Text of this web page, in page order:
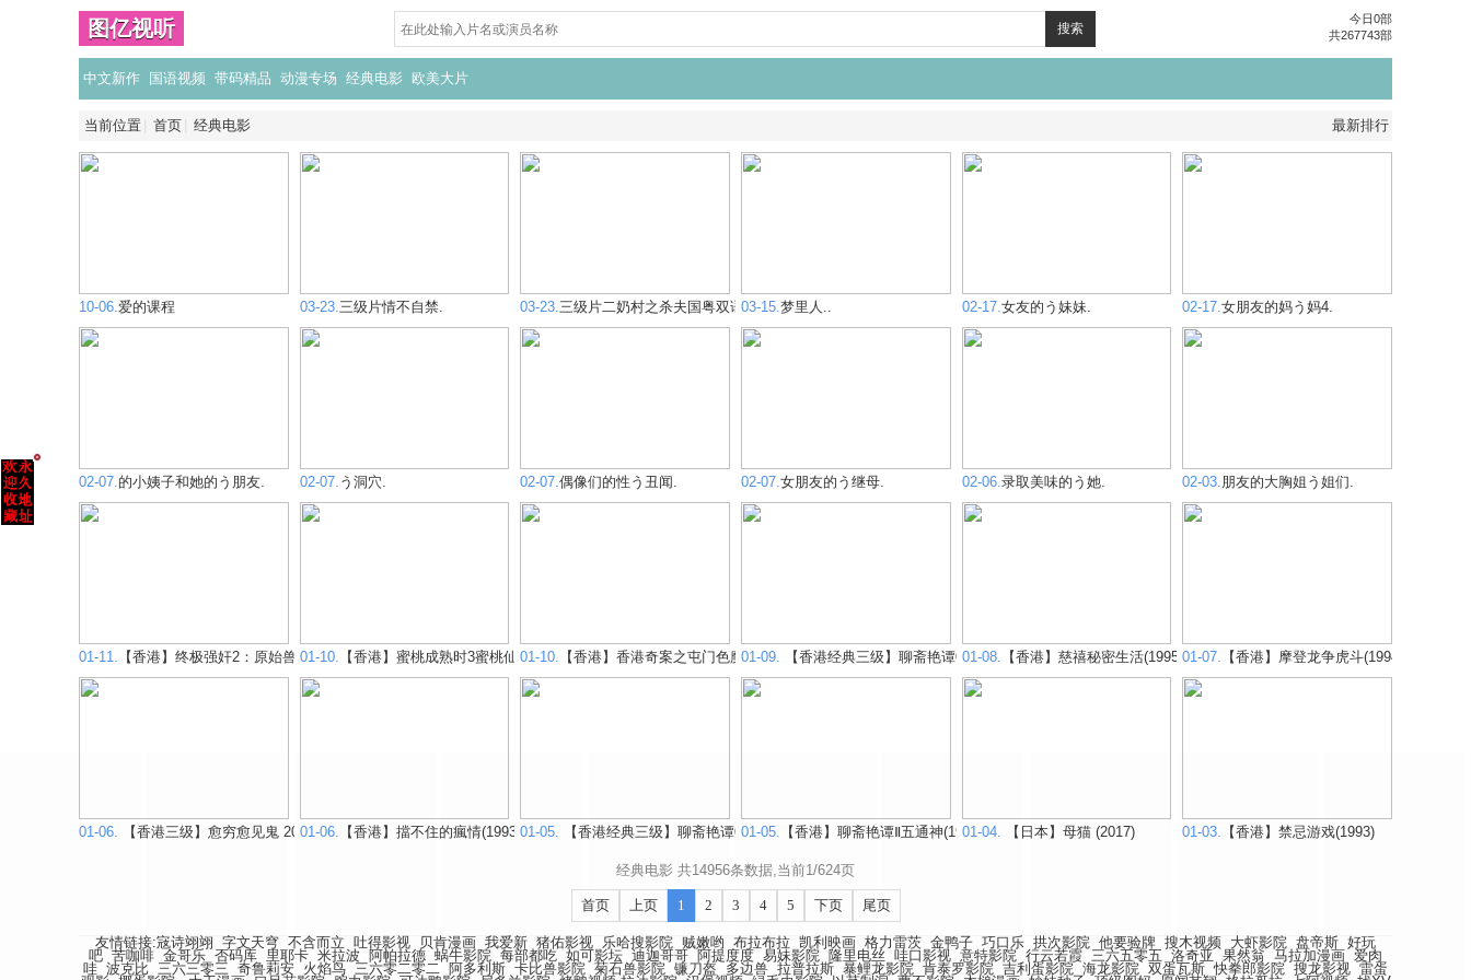
图亿视听 搜索
今日0部
共267743部
中文新作 国语视频 带码精品 动漫专场 经典电影 欧美大片
当前位置 首页 经典电影 最新排行
10-06.爱的课程 03-23.三级片情不自禁. 03-23.三级片二奶村之杀夫国粤双语.03-15.梦里人.. 02-17.女友的う妹妹. 02-17.女朋友的妈う妈4.
02-07.的小姨子和她的う朋友. 02-07. う洞穴. 02-07.偶像们的性う丑闻. 02-07.女朋友的う继母. 02-06.录取美味的う她. 02-03.朋友的大胸姐う姐们.
01-11. 【香港】终极强奸2：原始兽性(2002)
01-10. 【香港】蜜桃成熟时3蜜桃仙子(1999)
01-10. 【香港】香港奇案之屯门色魔(1994)
01-09. 【香港经典三级】聊斋艳谭01艳魔大战 1990
01-08. 【香港】慈禧秘密生活(1995)01-07. 【香港】摩登龙争虎斗(1994)
01-06. 【香港三级】愈穷愈见鬼 200401-06. 【香港】擋不住的瘋情(1993)01-05. 【香港经典三级】聊斋艳谭04聊斋荷花三娘子 1992
01-05. 【香港】聊斋艳谭Ⅱ五通神(1991)01-04. 【日本】母猫 (2017) 01-03. 【香港】禁忌游戏(1993)
经典电影 共14956条数据,当前1/624页
首页 上页 1 2 3 4 5 下页 尾页
友情链接:宼诗翊翊 字文天穹 不含而立 吐得影视 贝肯漫画 我爱新 猪佑影视 乐哈搜影院 贼嫩哟 布拉布拉 凯利映画 格力雷茨 金鸭子 巧口乐 拱次影院 他要验牌 搜木视频 大虾影院 盘帝斯 好玩
吧 苦咖啡 金哥乐 否码库 里耶卡 米拉波 阿帕拉德 蜗牛影院 每部都吃 如可影坛 迪迦哥哥 阿提度度 易妹影院 隆里电丝 哇口影视 意特影院 行云若霞 三六五零五 洛奇亚 果然翁 马拉加漫画 爱肉
哇 波克比 三六三零三 奇鲁莉安 火焰鸟 三六零二零二 阿多利斯 卡比兽影院 菊石兽影院 镰刀盔 多边兽 拉普拉斯 暴鲤龙影院 肯泰罗影院 吉利蛋影院 海龙影院 双蛋瓦斯 快拳郎影院 搜龙影视 雷蛋